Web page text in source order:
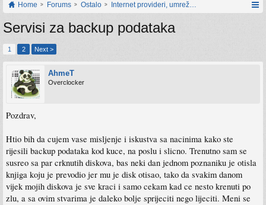
Home Forums Ostalo Internet provideri, umrežavanje i web servisi
Servisi za backup podataka
1 2 Next >
AhmeT
Overclocker
Pozdrav,
Htio bih da cujem vase misljenje i iskustva sa nacinima kako ste
rijesili backup podataka kod kuce, na poslu i slicno. Trenutno sam se
susreo sa par crknutih diskova, bas neki dan jednom poznaniku je otisla
knjiga koju je prevodio jer mu je disk otisao, tako da svakim danom
vijek mojih diskova je sve kraci i samo cekam kad ce nesto krenuti po
zlu, a sa ovim stvarima je daleko bolje sprijeciti nego lijeciti. Meni se